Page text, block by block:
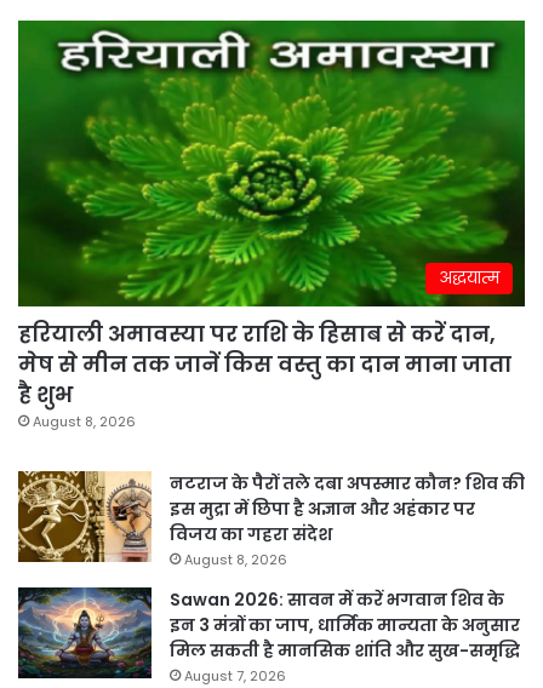
अद्धयात्म
हरियाली अमावस्या पर राशि के हिसाब से करें दान,
मेष से मीन तक जानें किस वस्तु का दान माना जाता
है शुभ
August 8, 2026
नटराज के पैरों तले दबा अपस्मार कौन? शिव की
इस मुद्रा में छिपा है अज्ञान और अहंकार पर
विजय का गहरा संदेश
August 8, 2026
Sawan 2026: सावन में करें भगवान शिव के
इन 3 मंत्रों का जाप, धार्मिक मान्यता के अनुसार
मिल सकती है मानसिक शांति और सुख-समृद्धि
August 7, 2026